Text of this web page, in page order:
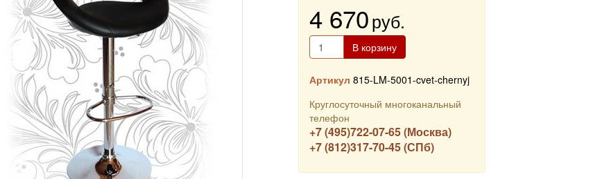
4 670руб.
В корзину
Артикул 815-LM-5001-cvet-chernyj
Круглосуточный многоканальный
телефон
+7 (495)722-07-65 (Москва)
+7 (812)317-70-45 (СПб)